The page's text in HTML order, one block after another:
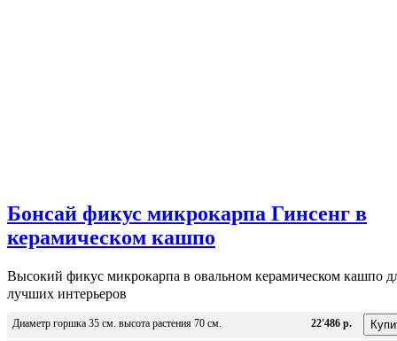
Бонсай фикус микрокарпа Гинсенг в
керамическом кашпо
Высокий фикус микрокарпа в овальном керамическом кашпо
лучших интерьеров
Диаметр горшка 35 см. высота растения 70 см. 22'486 р.